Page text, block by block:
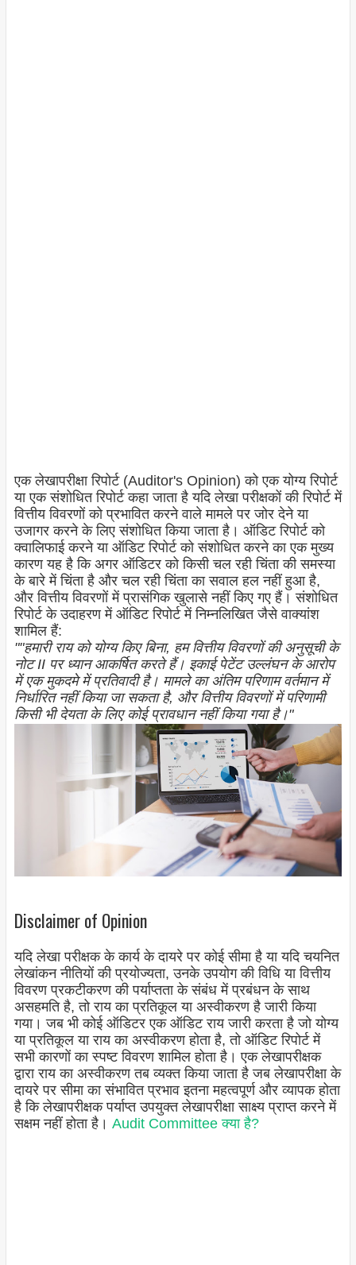
एक लेखापरीक्षा रिपोर्ट (Auditor's Opinion) को एक योग्य रिपोर्ट
या एक संशोधित रिपोर्ट कहा जाता है यदि लेखा परीक्षकों की रिपोर्ट में
वित्तीय विवरणों को प्रभावित करने वाले मामले पर जोर देने या
उजागर करने के लिए संशोधित किया जाता है। ऑडिट रिपोर्ट को
क्वालिफाई करने या ऑडिट रिपोर्ट को संशोधित करने का एक मुख्य
कारण यह है कि अगर ऑडिटर को किसी चल रही चिंता की समस्या
के बारे में चिंता है और चल रही चिंता का सवाल हल नहीं हुआ है,
और वित्तीय विवरणों में प्रासंगिक खुलासे नहीं किए गए हैं। संशोधित
रिपोर्ट के उदाहरण में ऑडिट रिपोर्ट में निम्नलिखित जैसे वाक्यांश
शामिल हैं:
""हमारी राय को योग्य किए बिना, हम वित्तीय विवरणों की अनुसूची के
नोट II पर ध्यान आकर्षित करते हैं। इकाई पेटेंट उल्लंघन के आरोप
में एक मुकदमे में प्रतिवादी है। मामले का अंतिम परिणाम वर्तमान में
निर्धारित नहीं किया जा सकता है, और वित्तीय विवरणों में परिणामी
किसी भी देयता के लिए कोई प्रावधान नहीं किया गया है।"
Disclaimer of Opinion
यदि लेखा परीक्षक के कार्य के दायरे पर कोई सीमा है या यदि चयनित
लेखांकन नीतियों की प्रयोज्यता, उनके उपयोग की विधि या वित्तीय
विवरण प्रकटीकरण की पर्याप्तता के संबंध में प्रबंधन के साथ
असहमति है, तो राय का प्रतिकूल या अस्वीकरण है जारी किया
गया। जब भी कोई ऑडिटर एक ऑडिट राय जारी करता है जो योग्य
या प्रतिकूल या राय का अस्वीकरण होता है, तो ऑडिट रिपोर्ट में
सभी कारणों का स्पष्ट विवरण शामिल होता है। एक लेखापरीक्षक
द्वारा राय का अस्वीकरण तब व्यक्त किया जाता है जब लेखापरीक्षा के
दायरे पर सीमा का संभावित प्रभाव इतना महत्वपूर्ण और व्यापक होता
है कि लेखापरीक्षक पर्याप्त उपयुक्त लेखापरीक्षा साक्ष्य प्राप्त करने में
सक्षम नहीं होता है। Audit Committee क्या है?